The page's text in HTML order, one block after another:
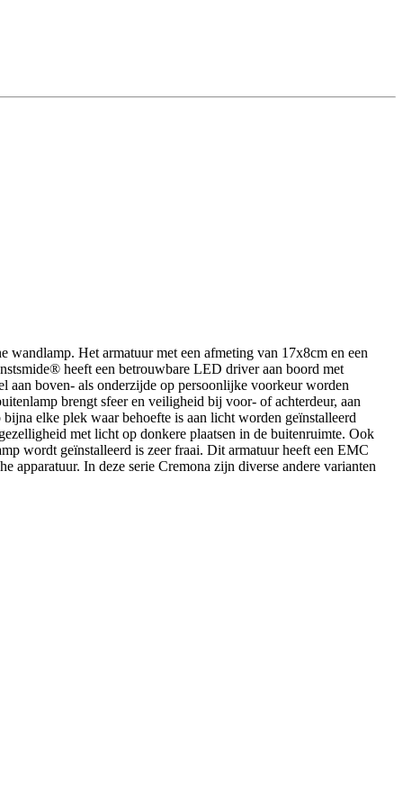
Het armatuur met een afmeting van 17x8cm en een
heeft een betrouwbare LED driver aan boord met
boven- als onderzijde op persoonlijke voorkeur worden
brengt sfeer en veiligheid bij voor- of achterdeur, aan
elke plek waar behoefte is aan licht worden geïnstalleerd
met licht op donkere plaatsen in de buitenruimte. Ook
wordt geïnstalleerd is zeer fraai. Dit armatuur heeft een EMC
apparatuur. In deze serie Cremona zijn diverse andere varianten